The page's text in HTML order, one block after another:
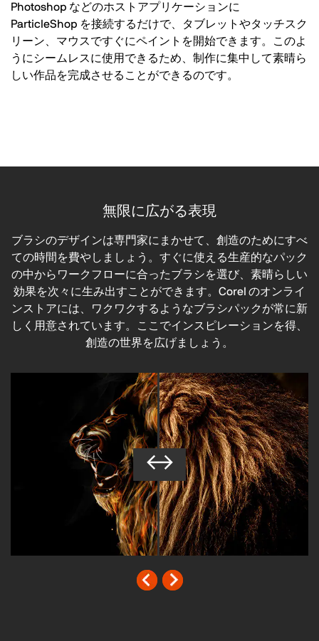
Photoshop などのホストアプリケーションに
ParticleShop を接続するだけで、タブレットやタッチスク
リーン、マウスですぐにペイントを開始できます。このよ
うにシームレスに使用できるため、制作に集中して素晴ら
しい作品を完成させることができるのです。
無限に広がる表現
ブラシのデザインは専門家にまかせて、創造のためにすべ
ての時間を費やしましょう。すぐに使える生産的なパック
の中からワークフローに合ったブラシを選び、素晴らしい
効果を次々に生み出すことができます。Corel のオンライ
ンストアには、ワクワクするようなブラシパックが常に新
しく用意されています。ここでインスピレーションを得、
創造の世界を広げましょう。
↔
↔
↔
↔